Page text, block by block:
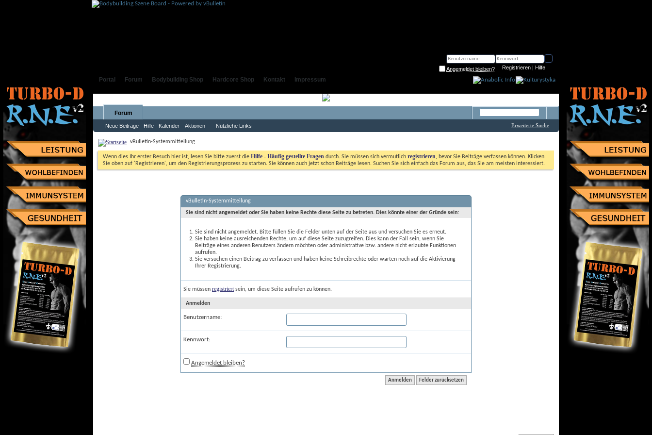
Angemeldet bleiben? Registrieren | Hilfe
Portal Forum Bodybuilding Shop Hardcore Shop Kontakt Impressum
Forum
Neue Beiträge Hilfe Kalender Aktionen Nützliche Links Erweiterte Suche
vBulletin-Systemmitteilung
Wenn dies Ihr erster Besuch hier ist, lesen Sie bitte zuerst die Hilfe - Häufig gestellte Fragen durch. Sie müssen sich vermutlich registrieren, bevor Sie Beiträge verfassen können. Klicken
Sie oben auf 'Registrieren', um den Registrierungsprozess zu starten. Sie können auch jetzt schon Beiträge lesen. Suchen Sie sich einfach das Forum aus, das Sie am meisten interessiert.
vBulletin-Systemmitteilung
Sie sind nicht angemeldet oder Sie haben keine Rechte diese Seite zu betreten. Dies könnte einer der Gründe sein:
Sie sind nicht angemeldet. Bitte füllen Sie die Felder unten auf der Seite aus und versuchen Sie es erneut.
Sie haben keine ausreichenden Rechte, um auf diese Seite zuzugreifen. Dies kann der Fall sein, wenn Sie
Beiträge eines anderen Benutzers ändern möchten oder administrative bzw. andere nicht erlaubte Funktionen
aufrufen.
Sie versuchen einen Beitrag zu verfassen und haben keine Schreibrechte oder warten noch auf die Aktivierung
Ihrer Registrierung.
Sie müssen registriert sein, um diese Seite aufrufen zu können.
Anmelden
Benutzername:
Kennwort:
Angemeldet bleiben?